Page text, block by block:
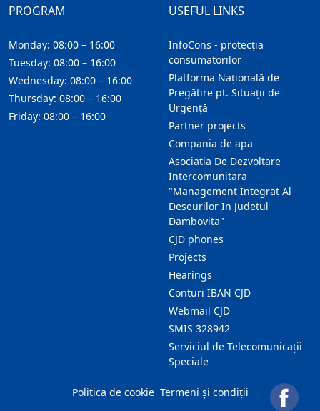
USEFUL LINKS
InfoCons - protecția
consumatorilor
Platforma Națională de
Pregătire pt. Situații de
Urgență
Partner projects
Compania de apa
Asociatia De Dezvoltare
Intercomunitara
"Management Integrat Al
Deseurilor In Judetul
Dambovita"
CJD phones
Projects
Hearings
Conturi IBAN CJD
Webmail CJD
SMIS 328942
Serviciul de Telecomunicații
Speciale
PROGRAM
Monday: 08:00 – 16:00
Tuesday: 08:00 – 16:00
Wednesday: 08:00 – 16:00
Thursday: 08:00 – 16:00
Friday: 08:00 – 16:00
Politica de cookie Termeni și condiții